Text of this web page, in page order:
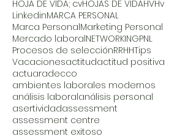
HOJA DE VIDA; cvHOJAS DE VIDAHVHv
LinkedinMARCA PERSONAL
Marca PersonalMarketing Personal
Mercado laboralNETWORKINGPNL
Procesos de selecciónRRHHTips
Vacacionesactitudactitud positiva
actuaradecco
ambientes laborales modernos
análisis laboralanálisis personal
asertividadassessment
assessment centre
assessment exitoso